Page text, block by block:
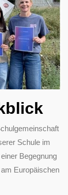
Schule im
Begegnung
Europäischen